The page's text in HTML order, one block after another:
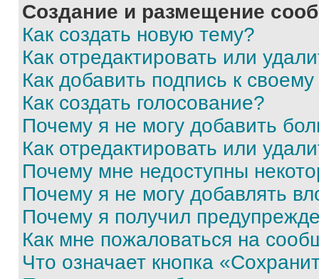
Создание и размещение
Как создать новую тему?
Как отредактировать или
Как добавить подпись к
Как создать голосование?
Почему я не могу добавить
Как отредактировать или
Почему мне недоступны
Почему я не могу добавлять
Почему я получил
Как мне пожаловаться на
Что означает кнопка